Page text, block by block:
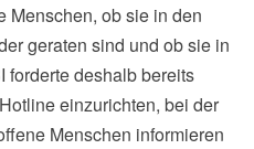
Menschen, ob sie in den
geraten sind und ob sie in
forderte deshalb bereits
einzurichten, bei der
Menschen informieren